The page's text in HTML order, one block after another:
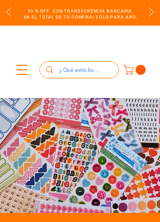
10 % OFF CON TRANSFERENCIA BANCARIA
EN EL TOTAL DE TU COMPRA! SOLO PARA ARG.